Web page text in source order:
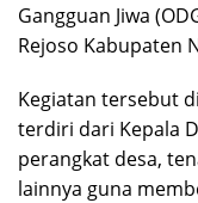
Gangguan Jiwa
Rejoso Kabupaten
Kegiatan tersebut
terdiri dari Kepala
perangkat desa,
lainnya guna